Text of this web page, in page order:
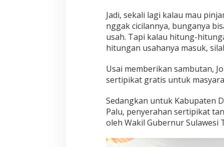
Jadi, sekali lagi kalau mau
nggak cicilannya, bunganya
usah. Tapi kalau hitung-
hitungan usahanya masuk,
Usai memberikan sambutan,
sertipikat gratis untuk
Sedangkan untuk Kabupaten
Palu, penyerahan sertipikat
oleh Wakil Gubernur Sulawesi